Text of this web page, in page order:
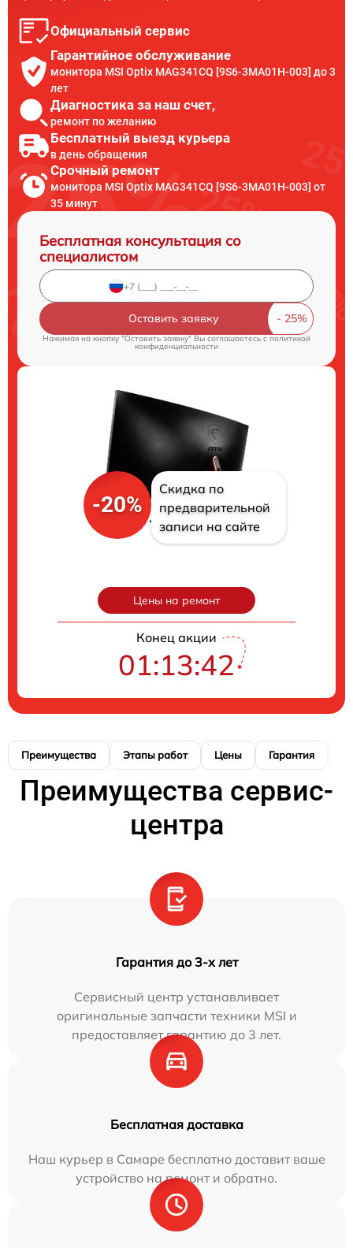
Официальный сервис
Гарантийное обслуживание
монитора MSI Optix MAG341CQ [9S6-3MA01H-003] до 3
лет
Диагностика за наш счет,
ремонт по желанию
Бесплатный выезд курьера
в день обращения
Срочный ремонт
монитора MSI Optix MAG341CQ [9S6-3MA01H-003] от
35 минут
Бесплатная консультация со
специалистом
Оставить заявку
Нажимая на кнопку "Оставить заявку" Вы соглашаетесь cполитикой
конфиденциальности
-20%
Скидка по
предварительной
записи на сайте
Цены на ремонт
Конец акции
01:13:41
Преимущества Этапы работ Цены Гарантия
Преимущества сервис-
центра
Гарантия до 3-х лет
Сервисный центр устанавливает
оригинальные запчасти техники MSI и
предоставляет гарантию до 3 лет.
Бесплатная доставка
Наш курьер в Самаре бесплатно доставит ваше
устройство на ремонт и обратно.